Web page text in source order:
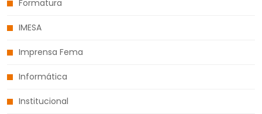
Formatura
IMESA
Imprensa Fema
Informática
Institucional